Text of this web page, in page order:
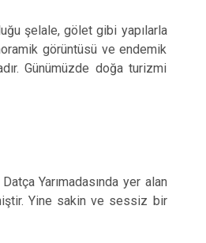
şelale, gölet gibi yapılarla
görüntüsü ve endemik
Günümüzde doğa turizmi
Yarımadasında yer alan
Yine sakin ve sessiz bir